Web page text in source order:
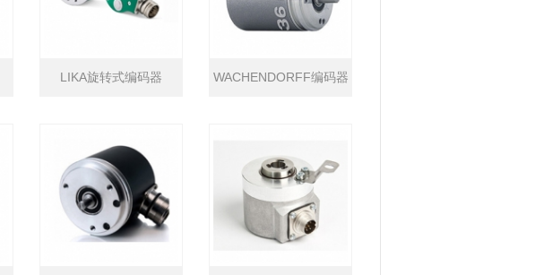
LIKA旋转式编码器 WACHENDORFF编码器